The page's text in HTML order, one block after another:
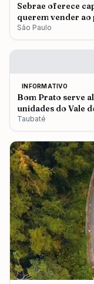
Sebrae oferece
querem vender
São Paulo
INFORMATIVO
Bom Prato serve
unidades do Vale
Taubaté